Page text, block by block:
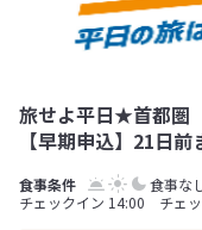
旅せよ平日★首都圏
【早期申込】21日
食事な
チェックイン 14:00 チェ